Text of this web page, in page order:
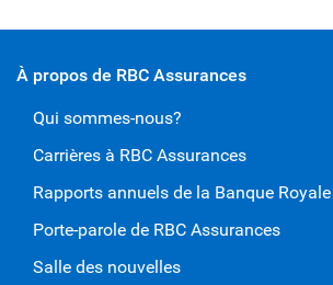
À propos de RBC Assurances
Qui sommes-nous?
Carrières à RBC Assurances
Rapports annuels de la Banque
Porte-parole de RBC Assurances
Salle des nouvelles